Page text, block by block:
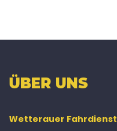
ÜBER UNS
Wetterauer Fahrdienst